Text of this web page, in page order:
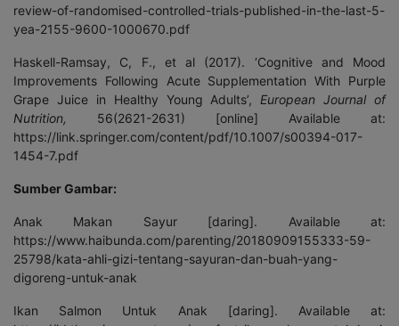
review-of-randomised-controlled-trials-published-in-the-last-5-
yea-2155-9600-1000670.pdf
Haskell-Ramsay, C, F., et al (2017). ‘Cognitive and Mood
Improvements Following Acute Supplementation With Purple
Grape Juice in Healthy Young Adults’, European Journal of
Nutrition, 56(2621-2631) [online] Available at:
https://link.springer.com/content/pdf/10.1007/s00394-017-
1454-7.pdf
Sumber Gambar:
Anak Makan Sayur [daring]. Available at:
https://www.haibunda.com/parenting/20180909155333-59-
25798/kata-ahli-gizi-tentang-sayuran-dan-buah-yang-
digoreng-untuk-anak
Ikan Salmon Untuk Anak [daring]. Available at: